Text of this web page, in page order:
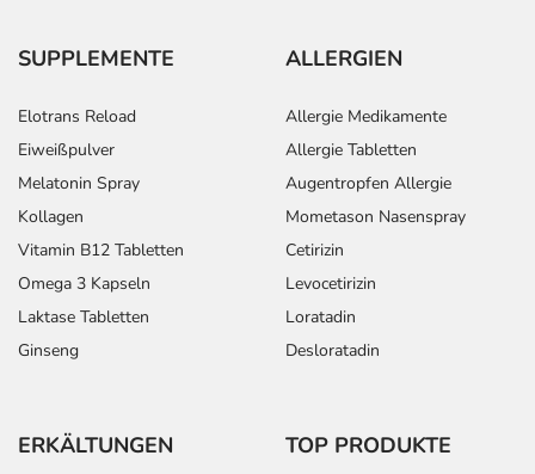
SUPPLEMENTE
Elotrans Reload
Eiweißpulver
Melatonin Spray
Kollagen
Vitamin B12 Tabletten
Omega 3 Kapseln
Laktase Tabletten
Ginseng
ALLERGIEN
Allergie Medikamente
Allergie Tabletten
Augentropfen Allergie
Mometason Nasenspray
Cetirizin
Levocetirizin
Loratadin
Desloratadin
ERKÄLTUNGEN TOP PRODUKTE